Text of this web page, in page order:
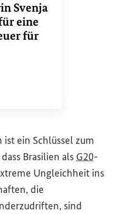
Svenja
eine
für
ist ein Schlüssel zum
Brasilien als G20-
Ungleichheit ins
die
sind